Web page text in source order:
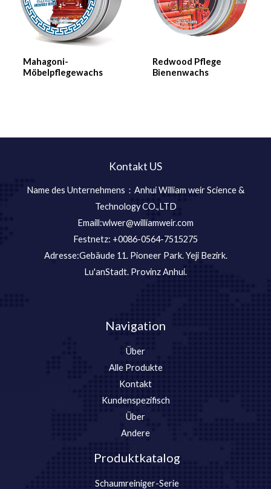
Mahagoni-
Möbelpflegewachs
Redwood Pflege
Bienenwachs
Kontakt US
Name des Unternehmens：Anhui William weir Science &
Technology CO.,LTD
Emaill:wlwer@williamweir.com
Festnetz: +0086-0564-7515275
Adresse:Gebäude 11. Pioneer Park. Yeji Bezirk.
Lu'anStadt. Provinz Anhui.
Navigation
Über
Alle Produkte
Kontakt
Kundenspezifisch
Über
Andere
Produktkatalog
Schaumreiniger-Serie